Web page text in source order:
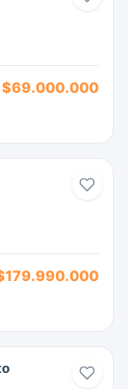
$69.000.000